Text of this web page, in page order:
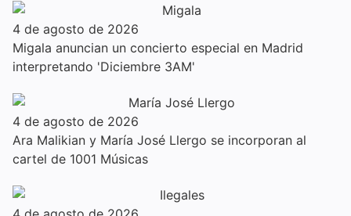
4 de agosto de 2026
Migala anuncian un concierto especial en Madrid
interpretando 'Diciembre 3AM'
4 de agosto de 2026
Ara Malikian y María José Llergo se incorporan al
cartel de 1001 Músicas